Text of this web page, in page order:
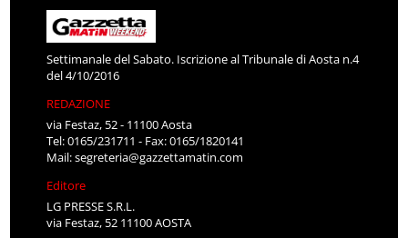
Settimanale del Sabato. Iscrizione al Tribunale di Aosta n.4
del 4/10/2016
REDAZIONE
via Festaz, 52 - 11100 Aosta
Tel: 0165/231711 - Fax: 0165/1820141
Mail:segreteria@gazzettamatin.com
Editore
LG PRESSE S.R.L.
via Festaz, 52 11100 AOSTA